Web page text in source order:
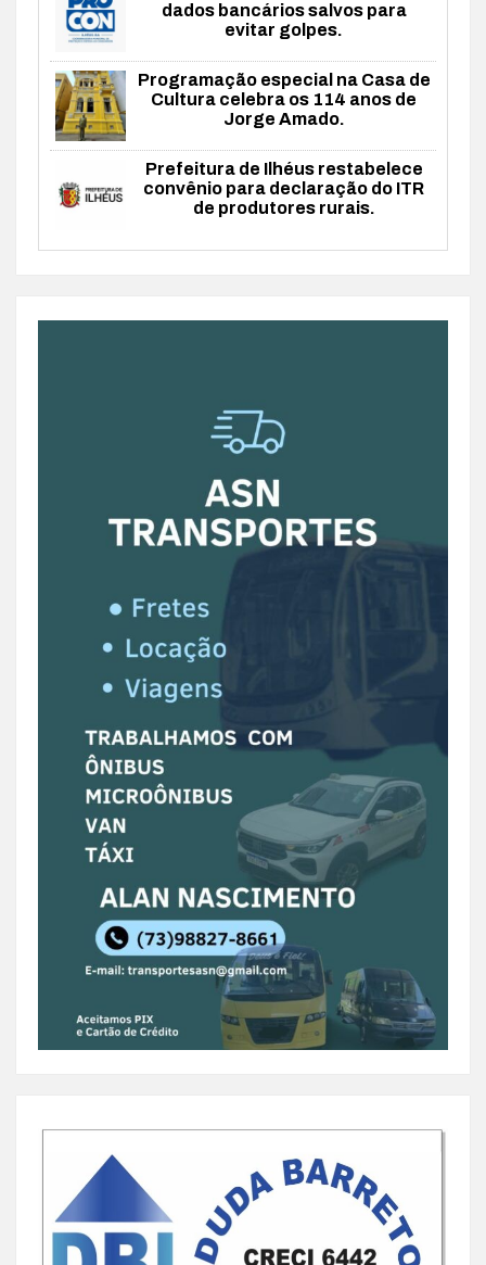
dados bancários salvos para
evitar golpes.
Programação especial na Casa de
Cultura celebra os 114 anos de
Jorge Amado.
Prefeitura de Ilhéus restabelece
convênio para declaração do ITR
de produtores rurais.